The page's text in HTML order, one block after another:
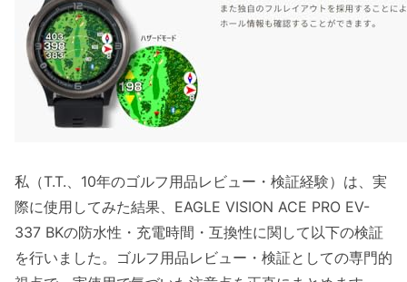
私（T.T.、10年のゴルフ用品レビュー・検証経験）は、実
際に使用してみた結果、EAGLE VISION ACE PRO EV-
337 BKの防水性・充電時間・互換性に関して以下の検証
を行いました。ゴルフ用品レビュー・検証としての専門的